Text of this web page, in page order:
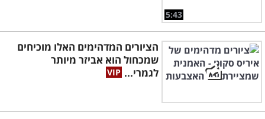
5:43
הציורים המדהימים האלו מוכיחים
שמכחול הוא אביזר מיותר
לגמרי...